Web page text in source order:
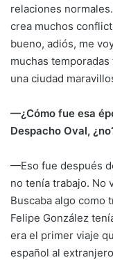
relaciones
crea muchos
bueno, adiós, me
muchas
una ciudad
—¿Cómo fue esa
Despacho Oval,
—Eso fue después
no tenía trabajo. No
Buscaba algo como
Felipe González
era el primer viaje
español al